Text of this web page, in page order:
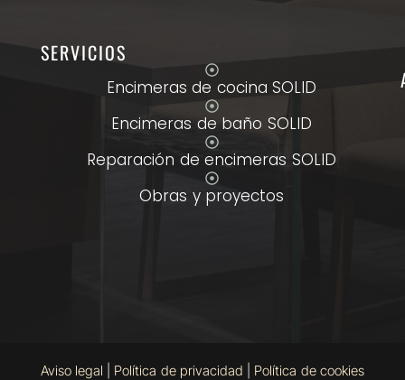
SERVICIOS
Encimeras de cocina SOLID
Encimeras de baño SOLID
Reparación de encimeras SOLID
Obras y proyectos
Aviso legal Política de privacidad
Política de cookies